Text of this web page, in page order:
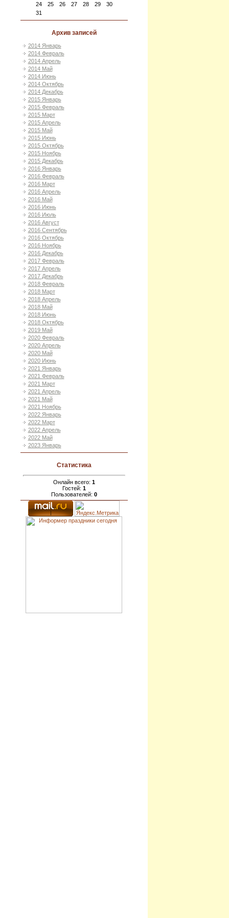
24 25 26 27 28 29
30
31
Архив записей
2014 Январь
2014 Февраль
2014 Апрель
2014 Май
2014 Июнь
2014 Октябрь
2014 Декабрь
2015 Январь
2015 Февраль
2015 Март
2015 Апрель
2015 Май
2015 Июнь
2015 Октябрь
2015 Ноябрь
2015 Декабрь
2016 Январь
2016 Февраль
2016 Март
2016 Апрель
2016 Май
2016 Июнь
2016 Июль
2016 Август
2016 Сентябрь
2016 Октябрь
2016 Ноябрь
2016 Декабрь
2017 Февраль
2017 Апрель
2017 Декабрь
2018 Февраль
2018 Март
2018 Апрель
2018 Май
2018 Июнь
2018 Октябрь
2019 Май
2020 Февраль
2020 Апрель
2020 Май
2020 Июнь
2021 Январь
2021 Февраль
2021 Март
2021 Апрель
2021 Май
2021 Ноябрь
2022 Январь
2022 Март
2022 Апрель
2022 Май
2023 Январь
Статистика
Онлайн всего: 1
Гостей: 1
Пользователей: 0